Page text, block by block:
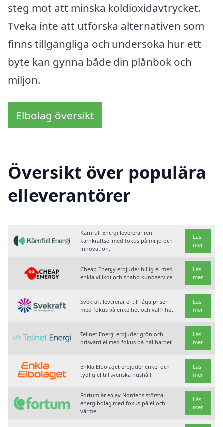
steg mot att minska koldioxidavtrycket.
Tveka inte att utforska alternativen som
finns tillgängliga och undersöka hur ett
byte kan gynna både din plånbok och
miljön.
Elbolag översikt
Översikt över populära
elleverantörer
Kärnfull Energi levererar ren
kärnkraftsel med fokus på miljö och
innovation.
Läs
mer
Cheap Energy erbjuder billig el med
enkla villkor och snabb kundservice.
Läs
mer
Svekraft levererar el till låga priser
med fokus på enkelhet och valfrihet.
Läs
mer
Telinet Energi erbjuder grön och
prisvärd el med fokus på hållbarhet.
Läs
mer
Enkla Elbolaget erbjuder enkel och
tydlig el till svenska hushåll.
Läs
mer
Fortum är en av Nordens största
energibolag med fokus på el och
värme.
Läs
mer